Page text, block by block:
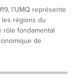
l'UMQ représente
régions du
rôle fondamental
de